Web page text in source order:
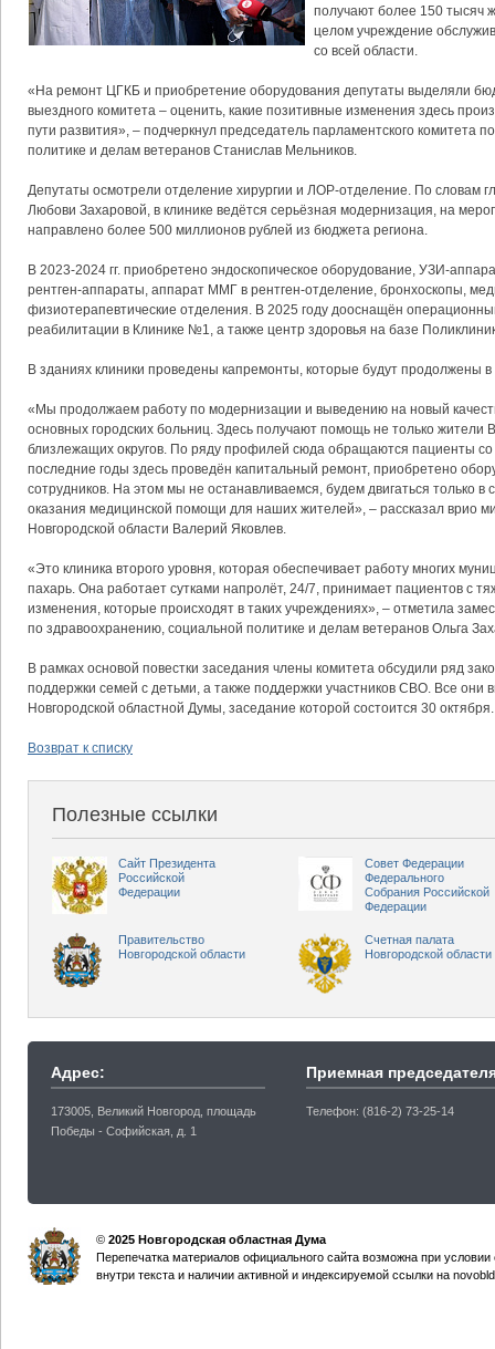
получают более 150 тысяч
целом учреждение
со всей области.
«На ремонт ЦГКБ и приобретение оборудования депутаты выделяли
выездного комитета – оценить, какие позитивные изменения здесь
пути развития», – подчеркнул председатель парламентского комитета
политике и делам ветеранов Станислав Мельников.
Депутаты осмотрели отделение хирургии и ЛОР-отделение. По словам
Любови Захаровой, в клинике ведётся серьёзная модернизация, на
направлено более 500 миллионов рублей из бюджета региона.
В 2023-2024 гг. приобретено эндоскопическое оборудование, УЗИ-
рентген-аппараты, аппарат ММГ в рентген-отделение, бронхоскопы,
физиотерапевтические отделения. В 2025 году дооснащён
реабилитации в Клинике №1, а также центр здоровья на базе
В зданиях клиники проведены капремонты, которые будут продолжены в
«Мы продолжаем работу по модернизации и выведению на новый
основных городских больниц. Здесь получают помощь не только жители
близлежащих округов. По ряду профилей сюда обращаются пациенты со
последние годы здесь проведён капитальный ремонт, приобретено
сотрудников. На этом мы не останавливаемся, будем двигаться только в
оказания медицинской помощи для наших жителей», – рассказал врио
Новгородской области Валерий Яковлев.
«Это клиника второго уровня, которая обеспечивает работу многих
пахарь. Она работает сутками напролёт, 24/7, принимает пациентов с
изменения, которые происходят в таких учреждениях», – отметила
по здравоохранению, социальной политике и делам ветеранов Ольга
В рамках основой повестки заседания члены комитета обсудили ряд
поддержки семей с детьми, а также поддержки участников СВО. Все они
Новгородской областной Думы, заседание которой состоится 30 октября.
Возврат к списку
Полезные ссылки
Сайт Президента
Российской
Федерации
Совет Федерации
Федерального
Собрания Российской
Федерации
Правительство
Новгородской области
Счетная палата
Новгородской области
Адрес:
173005, Великий Новгород, площадь
Победы - Софийская, д. 1
Приемная
Телефон: (816-2) 73-25-14
© 2025 Новгородская областная Дума
Перепечатка материалов официального сайта возможна при
внутри текста и наличии активной и индексируемой ссылки на